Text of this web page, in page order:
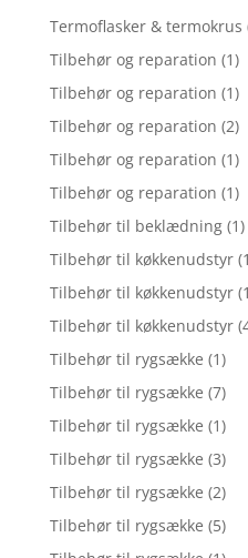
Termoflasker & termokrus
Tilbehør og reparation (1)
Tilbehør og reparation (1)
Tilbehør og reparation (2)
Tilbehør og reparation (1)
Tilbehør og reparation (1)
Tilbehør til beklædning (1)
Tilbehør til køkkenudstyr
Tilbehør til køkkenudstyr
Tilbehør til køkkenudstyr
Tilbehør til rygsække (1)
Tilbehør til rygsække (7)
Tilbehør til rygsække (1)
Tilbehør til rygsække (3)
Tilbehør til rygsække (2)
Tilbehør til rygsække (5)